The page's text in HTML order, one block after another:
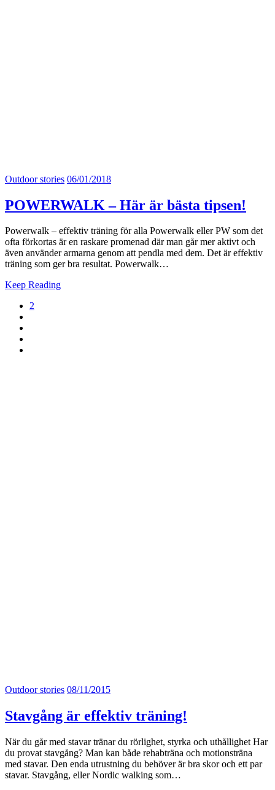
Outdoor stories 06/01/2018
POWERWALK – Här är bästa tipsen!
Powerwalk – effektiv träning för alla Powerwalk eller PW som det
ofta förkortas är en raskare promenad där man går mer aktivt och
även använder armarna genom att pendla med dem. Det är effektiv
träning som ger bra resultat. Powerwalk…
Keep Reading
2
Outdoor stories 08/11/2015
Stavgång är effektiv träning!
När du går med stavar tränar du rörlighet, styrka och uthållighet Har
du provat stavgång? Man kan både rehabträna och motionsträna
med stavar. Den enda utrustning du behöver är bra skor och ett par
stavar. Stavgång, eller Nordic walking som…